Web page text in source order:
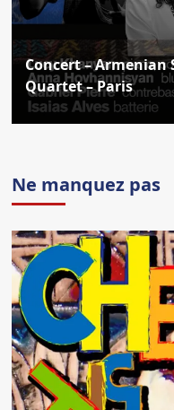
Concert – Armenian
Quartet – Paris
Ne manquez pas